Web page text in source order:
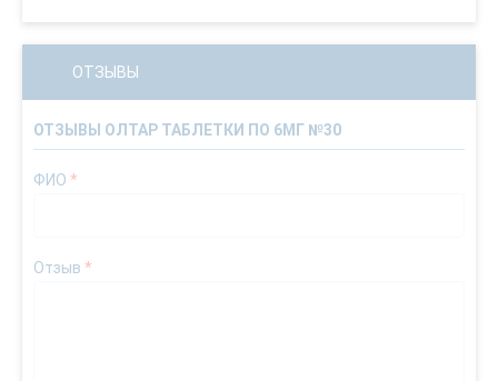
ОТЗЫВЫ
ОТЗЫВЫ ОЛТАР ТАБЛЕТКИ ПО 6МГ №30
ФИО *
Отзыв *